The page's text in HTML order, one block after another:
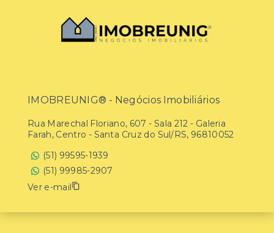
IMOBREUNIG® - Negócios Imobiliários
Rua Marechal Floriano, 607 - Sala 212 - Galeria
Farah, Centro - Santa Cruz do Sul/RS, 96810052
(51) 99595-1939
(51) 99985-2907
Ver e-mail